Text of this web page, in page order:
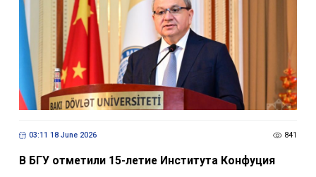
03:11 18 June 2026 841
В БГУ отметили 15-летие Института Конфуция